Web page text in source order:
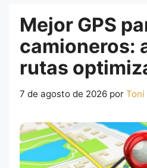
Mejor GPS
camioneros:
rutas
7 de agosto de 2026 por Toni